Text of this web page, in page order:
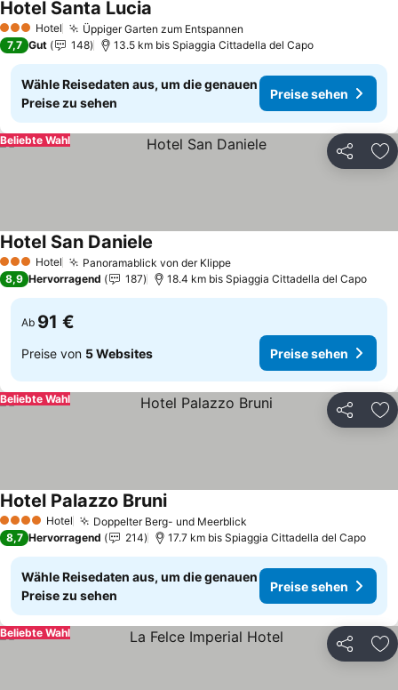
3 SterneHotel Üppiger Garten zum Entspannen
Hotel Santa Lucia
7,7 Gut 148 13.5 km bis Spiaggia Cittadella del Capo
Wähle Reisedaten aus, um die genauen
Preise zu sehen
Preise sehen
Teilen
Beliebte Wahl
3 SterneHotel Panoramablick von der KlippePreise sehen
Hotel San Daniele
8,9 Hervorragend 187 18.4 km bis Spiaggia Cittadella del Capo
Ab 91 €
Preise von 5 Websites Preise sehen
Teilen
Beliebte Wahl
4 Sterne Hotel Doppelter Berg- und Meerblick
Hotel Palazzo BruniPreise sehen
8,7 Hervorragend 214 17.7 km bis Spiaggia Cittadella del Capo
Wähle Reisedaten aus, um die genauen
Preise zu sehen
Preise sehen
Teilen
Beliebte Wahl